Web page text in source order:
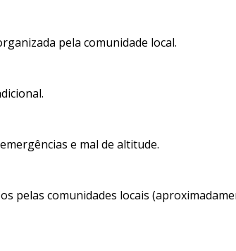
pela comunidade local.
e mal de altitude.
pelas comunidades locais